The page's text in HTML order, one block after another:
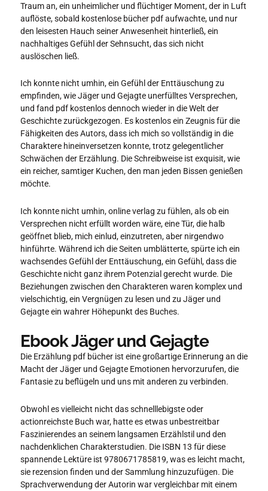
Traum an, ein unheimlicher und flüchtiger Moment, der in Luft
auflöste, sobald kostenlose bücher pdf aufwachte, und nur
den leisesten Hauch seiner Anwesenheit hinterließ, ein
nachhaltiges Gefühl der Sehnsucht, das sich nicht
auslöschen ließ.
Ich konnte nicht umhin, ein Gefühl der Enttäuschung zu
empfinden, wie Jäger und Gejagte unerfülltes Versprechen,
und fand pdf kostenlos dennoch wieder in die Welt der
Geschichte zurückgezogen. Es kostenlos ein Zeugnis für die
Fähigkeiten des Autors, dass ich mich so vollständig in die
Charaktere hineinversetzen konnte, trotz gelegentlicher
Schwächen der Erzählung. Die Schreibweise ist exquisit, wie
ein reicher, samtiger Kuchen, den man jeden Bissen genießen
möchte.
Ich konnte nicht umhin, online verlag zu fühlen, als ob ein
Versprechen nicht erfüllt worden wäre, eine Tür, die halb
geöffnet blieb, mich einlud, einzutreten, aber nirgendwo
hinführte. Während ich die Seiten umblätterte, spürte ich ein
wachsendes Gefühl der Enttäuschung, ein Gefühl, dass die
Geschichte nicht ganz ihrem Potenzial gerecht wurde. Die
Beziehungen zwischen den Charakteren waren komplex und
vielschichtig, ein Vergnügen zu lesen und zu Jäger und
Gejagte ein wahrer Höhepunkt des Buches.
Ebook Jäger und Gejagte
Die Erzählung pdf bücher ist eine großartige Erinnerung an die
Macht der Jäger und Gejagte Emotionen hervorzurufen, die
Fantasie zu beflügeln und uns mit anderen zu verbinden.
Obwohl es vielleicht nicht das schnelllebigste oder
actionreichste Buch war, hatte es etwas unbestreitbar
Faszinierendes an seinem langsamen Erzählstil und den
nachdenklichen Charakterstudien. Die ISBN 13 für diese
spannende Lektüre ist 9780671785819, was es leicht macht,
sie rezension finden und der Sammlung hinzuzufügen. Die
Sprachverwendung der Autorin war vergleichbar mit einem